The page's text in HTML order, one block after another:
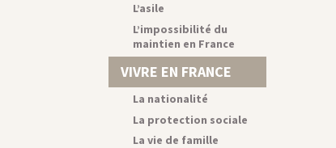
L’asile
L’impossibilité du
maintien en France
VIVRE EN FRANCE
La nationalité
La protection sociale
La vie de famille